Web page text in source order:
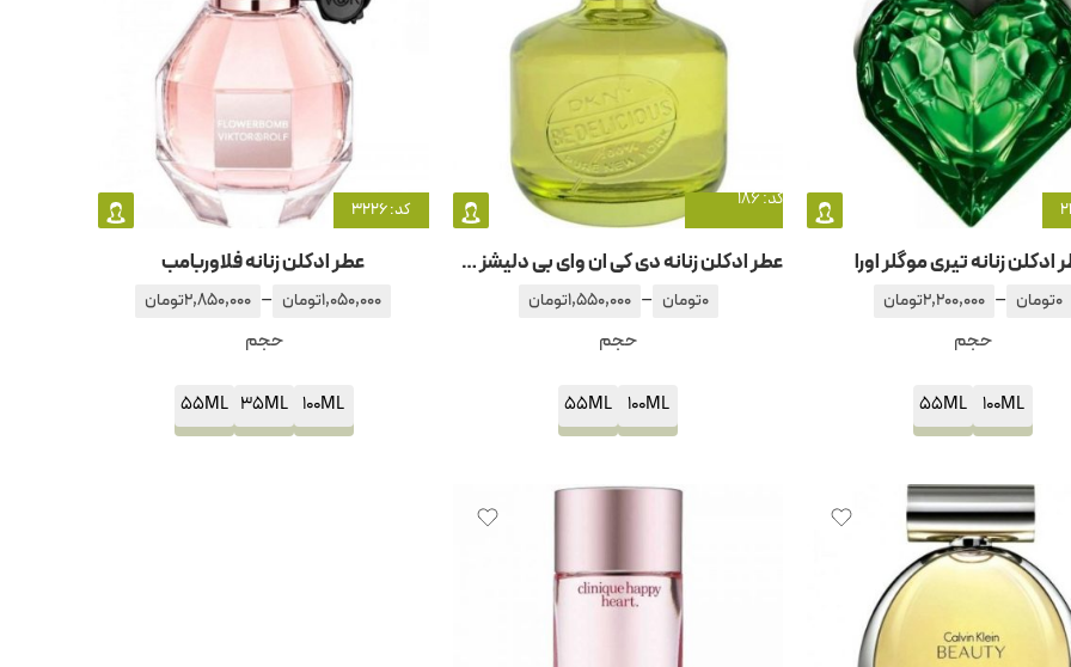
ادکلن زنانه تیری موگلر اورا
0تومان –
2,200,000تومان
حجم
100ML
55ML
کد: 186
عطر ادکلن زنانه دی کی ان وای بی دلیشز پیکنیک این د پارک
0تومان –
1,550,000تومان
حجم
100ML
55ML
کد: 3226
عطر ادکلن زنانه فلاوربامب
1,050,000تومان –
2,850,000تومان
حجم
100ML
35ML
55ML